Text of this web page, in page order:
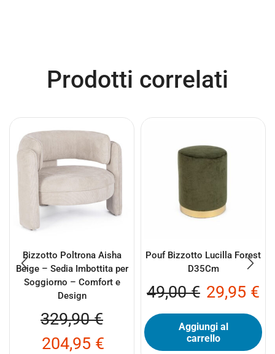
Prodotti correlati
Bizzotto Poltrona Aisha
Beige – Sedia Imbottita per
Soggiorno – Comfort e
Design
329,90€
204,95 €
Pouf Bizzotto Lucilla Forest
D35Cm
49,00€ 29,95 €
Aggiungi al
carrello